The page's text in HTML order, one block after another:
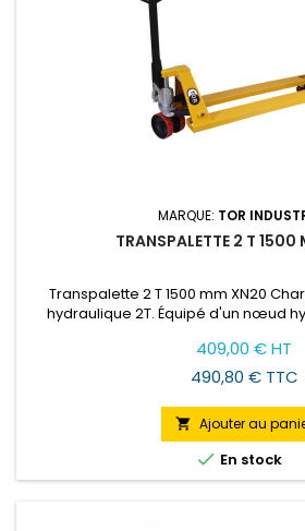
MARQUE: TOR
TRANSPALETTE 2 T
Transpalette 2 T 1500 mm XN20
hydraulique 2T. Équipé d'un nœud
allie haute performance, confort
d'utilisation. Recommandé pour une
environnements à forte
409,00 € HT
490,80 € TTC
 Ajouter au
 En stock